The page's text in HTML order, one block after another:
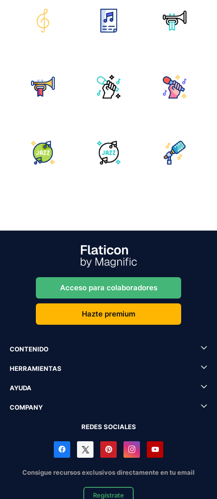
Acceso para colaboradores
Hazte premium
CONTENIDO
HERRAMIENTAS
AYUDA
COMPANY
REDES SOCIALES
Consigue recursos exclusivos directamente en tu email
Regístrate